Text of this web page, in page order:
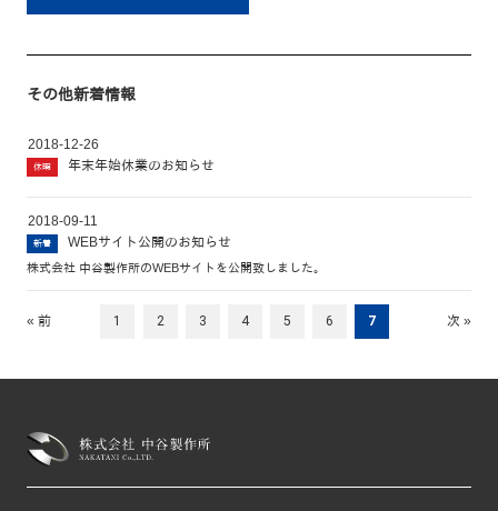
その他新着情報
2018-12-26
休暇 年末年始休業のお知らせ
2018-09-11
新着 WEBサイト公開のお知らせ
株式会社 中谷製作所のWEBサイトを公開致しました。
« 前 1 2 3 4 5 6 7 次 »